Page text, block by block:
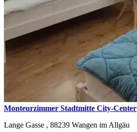
Monteurzimmer Stadtmitte City-Center
Lange Gasse , 88239 Wangen im Allgäu